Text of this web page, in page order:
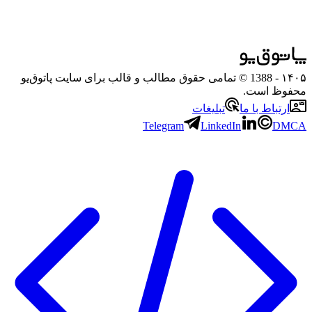
۱۴۰۵
- 1388 © تمامی حقوق مطالب و قالب برای سایت پاتوق‌یو
محفوظ است.
ارتباط با ما
تبلیغات
Telegram
LinkedIn DMCA